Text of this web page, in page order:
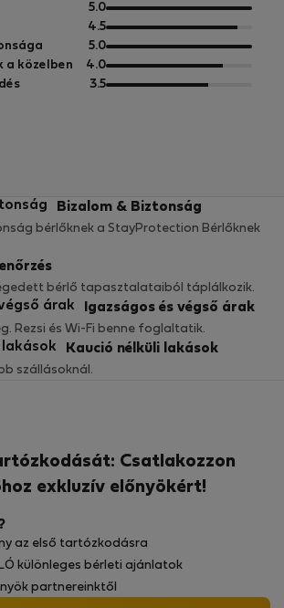
5.05
pontból
4.55
pontból
5.05
pontból
a közelben 4.05
pontból
3.55
Bizalom & Biztonság
bérlőknek a StayProtection Bérlőknek
bérlő tapasztalataiból táplálkozik.
Igazságos és végső árak
Rezsi és Wi-Fi benne foglaltatik.
Kaució nélküli lakások
szállásoknál.
Csatlakozzon
exkluzív előnyökért!
az első tartózkodásra
különleges bérleti ajánlatok
partnereinktől